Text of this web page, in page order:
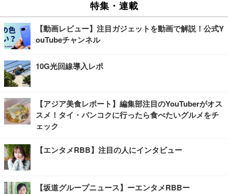
特集・連載
【動画レビュー】注目ガジェットを動画で解説！公式Y
ouTubeチャンネル
10G光回線導入レポ
【アジア美食レポート】編集部注目のYouTuberがオス
スメ！タイ・バンコクに行ったら食べたいグルメをチ
ェック
【エンタメRBB】注目の人にインタビュー
【坂道グループニュース】ーエンタメRBBー